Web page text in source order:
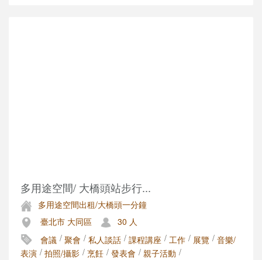
多用途空間/ 大橋頭站步行...
多用途空間出租/大橋頭一分鐘
臺北市 大同區
30 人
會議 / 聚會 / 私人談話 / 課程講座 / 工作 / 展覽 / 音樂/
表演 / 拍照/攝影 / 烹飪 / 發表會 / 親子活動 /